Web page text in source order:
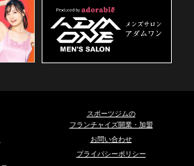
スポーツジムの
フランチャイズ開業・加盟
お問い合わせ
プライバシーポリシー